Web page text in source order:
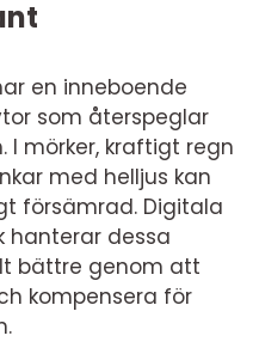
en inneboende
som återspeglar
mörker, kraftigt regn
med helljus kan
försämrad. Digitala
hanterar dessa
bättre genom att
kompensera för